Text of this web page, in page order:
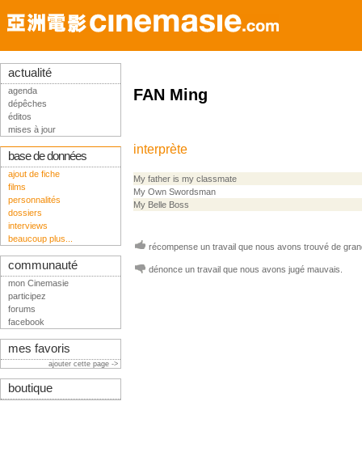
FAN Ming
interprète
My father is my classmate
My Own Swordsman
My Belle Boss
récompense un travail que nous avons trouvé de
dénonce un travail que nous avons jugé mauvais.
actualité
agenda
dépêches
éditos
mises à jour
base de données
ajout de fiche
films
personnalités
dossiers
interviews
beaucoup plus...
communauté
mon Cinemasie
participez
forums
facebook
mes favoris
ajouter cette page ->
boutique